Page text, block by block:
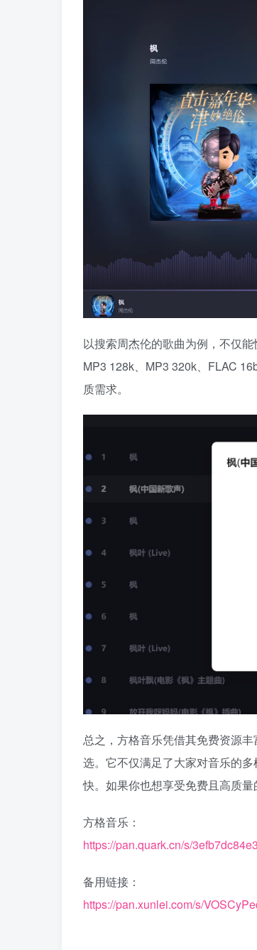
以搜索周杰伦的歌曲为例，不仅
MP3 128k、MP3 320k、FLAC
质需求。
总之，方格音乐凭借其免费资源
选。它不仅满足了大家对音乐的
快。如果你也想享受免费且高质量
方格音乐：
https://pan.quark.cn/s/
备用链接：
https://pan.xunlei.com/s/